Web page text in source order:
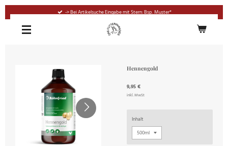
springen
-> Bei Artikelsuche Eingabe mit Stern: Bsp. Muster*
Hennengold
9,95 €
inkl. MwSt
Inhalt